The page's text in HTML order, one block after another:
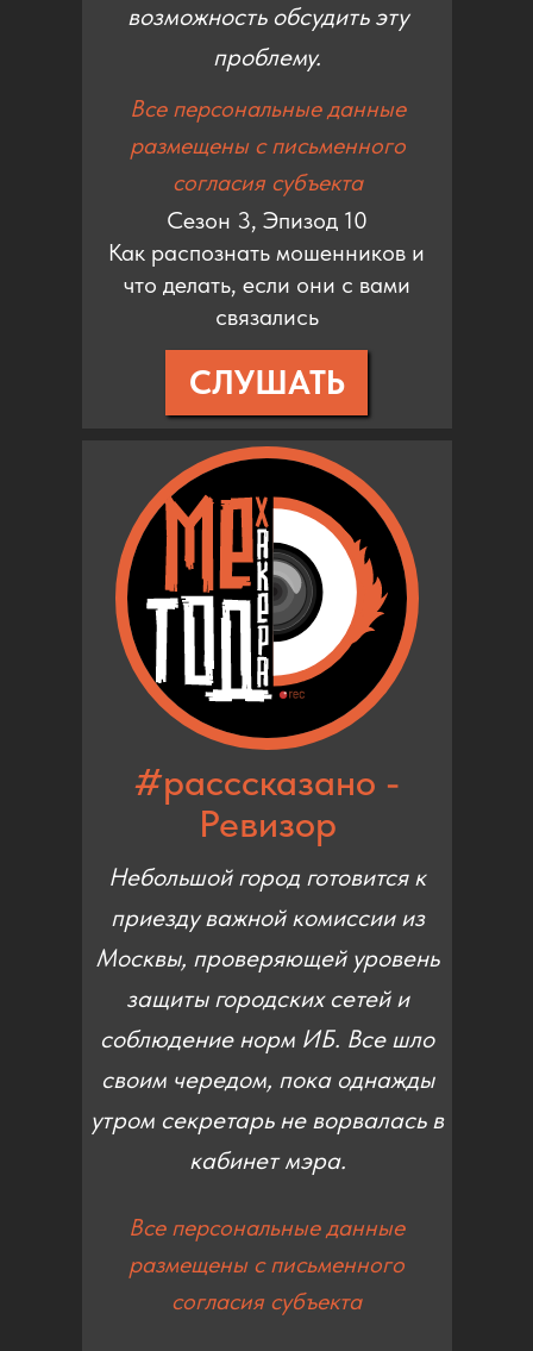
возможность обсудить эту
проблему.
Сезон 3, Эпизод 10
Как распознать мошенников и
что делать, если они с вами
связались
СЛУШАТЬ
Все персональные данные
размещены с письменного
согласия субъекта
#расссказано -
Ревизор
Небольшой город готовится к
приезду важной комиссии из
Москвы, проверяющей уровень
защиты городских сетей и
соблюдение норм ИБ. Все шло
своим чередом, пока однажды
утром секретарь не ворвалась в
кабинет мэра.
Все персональные данные
размещены с письменного
согласия субъекта